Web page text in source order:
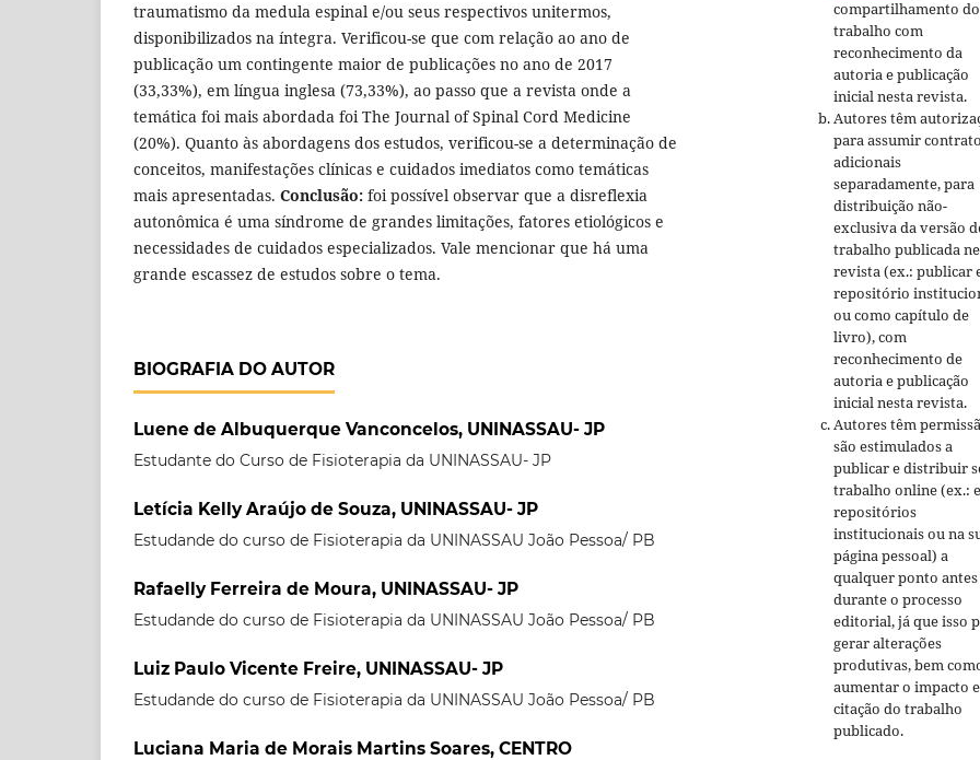
traumatismo da medula espinal e/ou seus respectivos unitermos,
disponibilizados na íntegra. Verificou-se que com relação ao ano de
publicação um contingente maior de publicações no ano de 2017
(33,33%), em língua inglesa (73,33%), ao passo que a revista onde a
temática foi mais abordada foi The Journal of Spinal Cord Medicine
(20%). Quanto às abordagens dos estudos, verificou-se a determinação de
conceitos, manifestações clínicas e cuidados imediatos como temáticas
mais apresentadas. Conclusão: foi possível observar que a disreflexia
autonômica é uma síndrome de grandes limitações, fatores etiológicos e
necessidades de cuidados especializados. Vale mencionar que há uma
grande escassez de estudos sobre o tema.
BIOGRAFIA DO AUTOR
Luene de Albuquerque Vanconcelos, UNINASSAU- JP
Estudante do Curso de Fisioterapia da UNINASSAU- JP
Letícia Kelly Araújo de Souza, UNINASSAU- JP
Estudande do curso de Fisioterapia da UNINASSAU João Pessoa/ PB
Rafaelly Ferreira de Moura, UNINASSAU- JP
Estudande do curso de Fisioterapia da UNINASSAU João Pessoa/ PB
Luiz Paulo Vicente Freire, UNINASSAU- JP
Estudande do curso de Fisioterapia da UNINASSAU João Pessoa/ PB
Luciana Maria de Morais Martins Soares, CENTRO
compartilhamento do
trabalho com
reconhecimento da
autoria e publicação
inicial nesta revista.
Autores têm
para assumir
adicionais
separadamente, para
distribuição não-
exclusiva da versão
trabalho publicada
revista (ex.: publicar
repositório
ou como capítulo de
livro), com
reconhecimento de
autoria e publicação
inicial nesta revista.
Autores têm
são estimulados a
publicar e distribuir
trabalho online (ex.:
repositórios
institucionais ou na
página pessoal) a
qualquer ponto
durante o processo
editorial, já que isso
gerar alterações
produtivas, bem
aumentar o impacto
citação do trabalho
publicado.